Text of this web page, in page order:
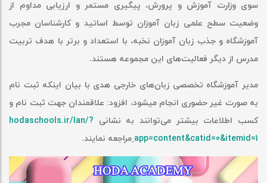
سوی وزارت آموزش و پرورش، پیگیری مستمر و ارزیابی مداوم از
وضعیت سطح علمی زبان آموزان توسط اساتید و کارشناسان مجرب
آموزشگاه و جذب زبان آموزان نخبه، با استعداد و برتر با هدف تربیت
مدرس از دیگر فعالیت‌های این مجموعه هستند.
مدیر آموزشگاه تخصصی زبان‌های خارجی هدی با بیان اینکه ثبت نام
به صورت غیر حضوری انجام میشود، افزود: علاقمندان جهت ثبت نام و
کسب اطلاعات بیشتر می‌توانند به نشانی hodaschools.ir/lan/?
app=content&catid=0&itemid=1 مراجعه نمایند.